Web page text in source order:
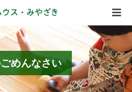
ス・みやざき
めんなさい